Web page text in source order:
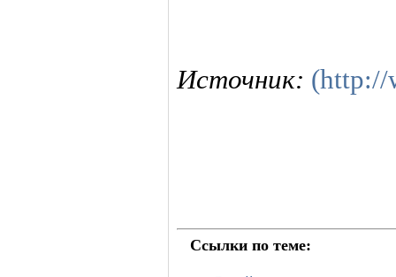
Источник: (http://
Ссылки по теме: